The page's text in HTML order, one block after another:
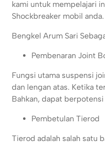
kami untuk mempelajari
Shockbreaker mobil anda.
Bengkel Arum Sari
Pembenaran Joint
Fungsi utama suspensi
dan lengan atas. Ketika
Bahkan, dapat
Pembetulan Tierod
Tierod adalah salah satu